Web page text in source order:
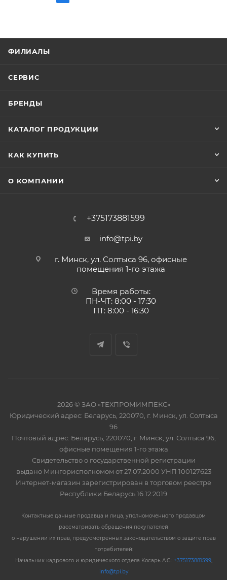
ФИЛИАЛЫ
СЕРВИС
БРЕНДЫ
КАТАЛОГ ПРОДУКЦИИ
КАК КУПИТЬ
О КОМПАНИИ
+375173881599
info@tpi.by
г. Минск, ул. Солтыса 96, офисные
помещения 1-го этажа
Время работы:
ПН-ЧТ: 8:00 - 17:30
ПТ: 8:00 - 16:30
2026 © ЗАО «ТЕХПРОМИМПЕКС»
Юридический адрес: Беларусь, 220070, г. Минск, ул. Солтыса
96
Почтовый адрес: Беларусь, 220070, г. Минск, ул. Солтыса 96,
офисные помещения 1-го этажа
Свидетельство о государственной регистрации
выдано Мингорисполкомом от 27.07.2000 УНП 100127623
Интернет-магазин зарегистрирован в торговом реестре
Республики Беларусь 16.12.2019
Контактные данные продавца и лица, уполномоченного продавцом
рассматривать обращения покупателей
о нарушении их прав, предусмотренных законодательством о защите прав
потребителей:
Начальник кадрового и юридического отдела Косарь А.С.: +375173881599,
info@tpi.by